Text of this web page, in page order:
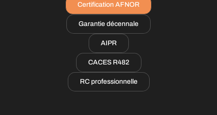
Certification AFNOR
Garantie décennale
AIPR
CACES R482
RC professionnelle